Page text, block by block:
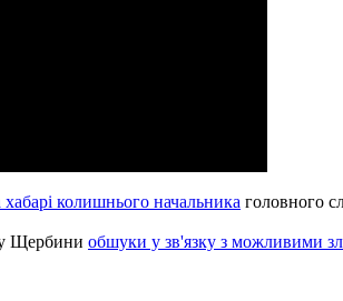
колишнього начальника головного
Щербини обшуки у зв'язку з можливими